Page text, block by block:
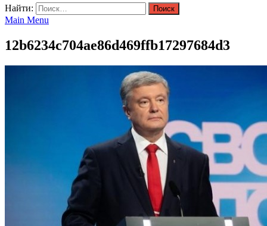
Найти:
Main Menu
12b6234c704ae86d469ffb17297684d3